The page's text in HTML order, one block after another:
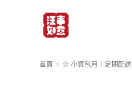
首頁 ☆ 小資包月｜定期配送